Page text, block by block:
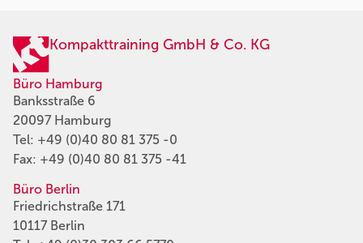
Kompakttraining GmbH & Co. KG
Büro Hamburg
Banksstraße 6
20097 Hamburg
Tel: +49 (0)40 80 81 375 -0
Fax: +49 (0)40 80 81 375 -41
Büro Berlin
Friedrichstraße 171
10117 Berlin